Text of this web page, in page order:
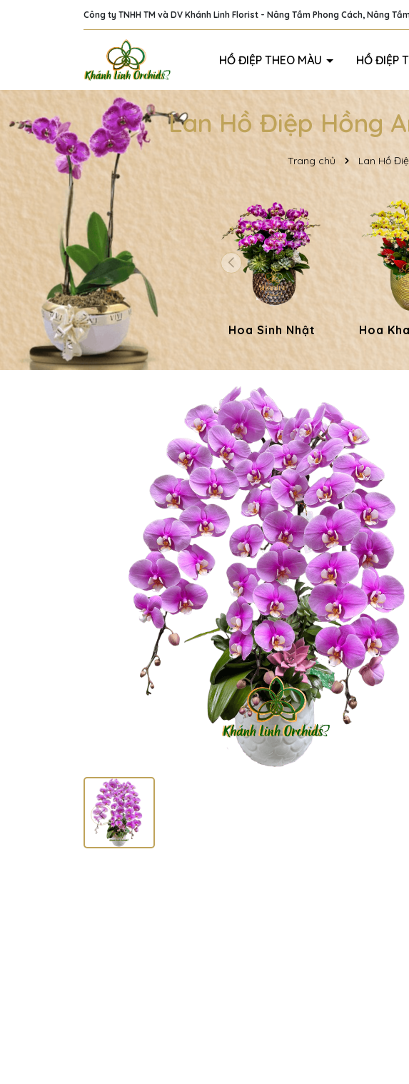
Công ty TNHH TM và DV Khánh Linh Florist - Nâng Tầm Phong Cách, Nâng
HỒ ĐIỆP THEO MÀU HỒ ĐIỆP
Lan Hồ Điệp Hồng
Trang chủ Lan Hồ
Hoa Sinh Nhật Hoa